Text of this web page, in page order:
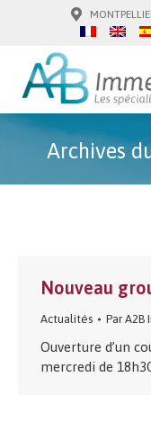
Archives
Nouveau
Actualités Par A2B
Ouverture d’un
mercredi de